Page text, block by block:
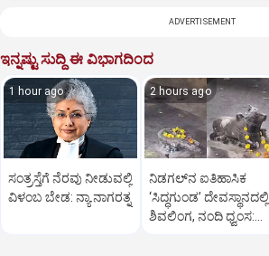
ADVERTISEMENT
ಇನ್ನಷ್ಟು ಸುದ್ದಿ ಈ ವಿಭಾಗದಿಂದ
1 hour ago
ಸಂತ್ರಸ್ತೆಗೆ ನೆರವು ನೀಡುವಲ್ಲಿ
ವಿಳಂಬ ಬೇಡ: ನ್ಯಾ.ನಾಗರತ್ನ
2 hours ago
ನಿಡಗಲ್‌ನ ಐತಿಹಾಸಿಕ
‘ಸಿದ್ಧಗುಂಡ’ ದೇವಸ್ಥಾನದಲ್ಲಿ
ಶಿವಲಿಂಗ, ನಂದಿ ಧ್ವಂಸ: